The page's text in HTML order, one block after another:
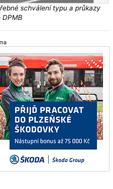
schválení typu a průkazy
DPMB